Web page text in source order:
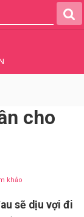
cho
khảo
sẽ dịu vợi đi